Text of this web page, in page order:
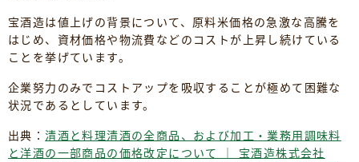
宝酒造は値上げの背景について、原料米価格の急激な高騰を
はじめ、資材価格や物流費などのコストが上昇し続けている
ことを挙げています。
企業努力のみでコストアップを吸収することが極めて困難な
状況であるとしています。
出典：清酒と料理清酒の全商品、および加工・業務用調味料
と洋酒の一部商品の価格改定について ｜ 宝酒造株式会社